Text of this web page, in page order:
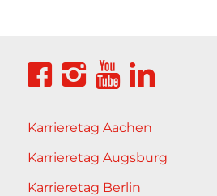
Karrieretag Aachen
Karrieretag Augsburg
Karrieretag Berlin